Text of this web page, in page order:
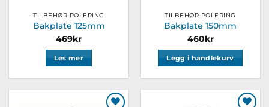
TILBEHØR POLERING
Bakplate 125mm
469kr
Les mer
TILBEHØR POLERING
Bakplate 150mm
460kr
Legg i handlekurv